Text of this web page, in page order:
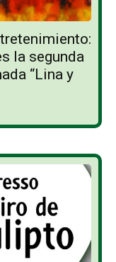
la segunda
“Lina y